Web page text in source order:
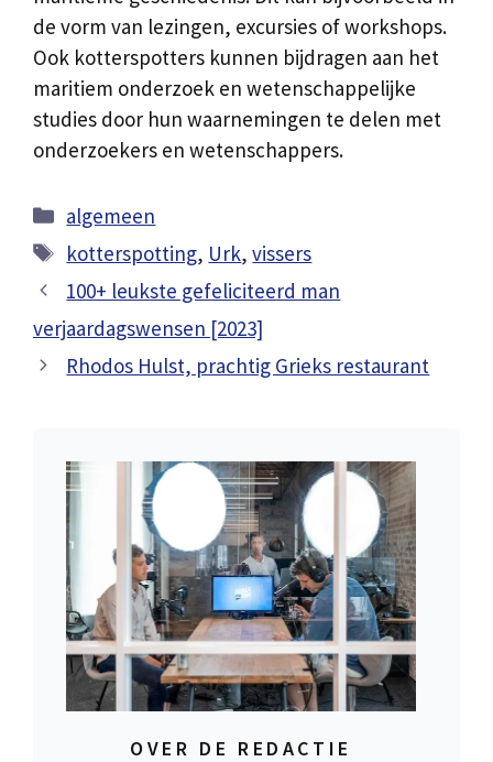
de vorm van lezingen, excursies of workshops.
Ook kotterspotters kunnen bijdragen aan het
maritiem onderzoek en wetenschappelijke
studies door hun waarnemingen te delen met
onderzoekers en wetenschappers.
Categorieën
algemeen
Tags
kotterspotting, Urk,vissers
100+ leukste gefeliciteerd man
verjaardagswensen [2023]
Rhodos Hulst, prachtig Grieks restaurant
OVER DE REDACTIE